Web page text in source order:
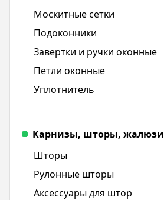
Москитные сетки
Подоконники
Завертки и ручки оконные
Петли оконные
Уплотнитель
Карнизы, шторы, жалюзи
Шторы
Рулонные шторы
Аксессуары для штор